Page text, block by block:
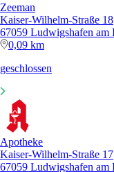
Zeeman
Kaiser-Wilhelm-Straße 18
67059 Ludwigshafen am
0,09 km
geschlossen
Apotheke
Kaiser-Wilhelm-Straße 17
67059 Ludwigshafen am